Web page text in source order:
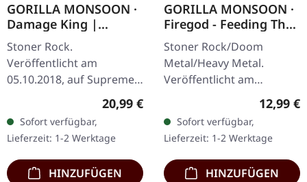
GORILLA MONSOON ·
Damage King |
BONE/BROWN 2LP
Stoner Rock.
Veröffentlicht am
05.10.2018, auf Supreme
Chaos Records. Doppel-
Vinyl creme-weiß mit
Braun in der Mitte,
limitiert auf nur 200
Exemplare…
Regulärer Preis:
20,99 €
Sofort verfügbar,
Lieferzeit: 1-2 Werktage
HINZUFÜGEN
GORILLA MONSOON ·
Firegod - Feeding The
Beast | CD
Stoner Rock/Doom
Metal/Heavy Metal.
Veröffentlicht am
11.05.2018, auf Supreme
Chaos Records. CD im
Jewelcase mit 8-seitigem
Booklet. Das dritte
Album…
12,99 €
Sofort verfügbar,
Lieferzeit: 1-2 Werktage
HINZUFÜGEN